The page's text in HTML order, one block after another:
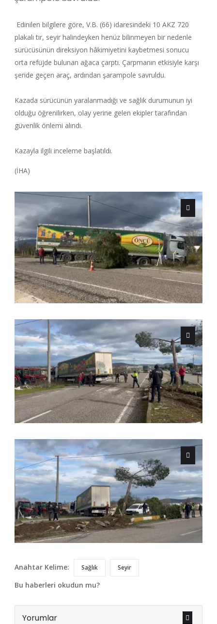
Edinilen bilgilere göre, V.B. (66) idaresindeki 10 AKZ 720
plakalı tır, seyir halindeyken henüz bilinmeyen bir nedenle
sürücüsünün direksiyon hâkimiyetini kaybetmesi sonucu
orta refüjde bulunan ağaca çarptı. Çarpmanın etkisiyle karşı
şeride geçen araç, ardından şarampole savruldu.
Kazada sürücünün yaralanmadığı ve sağlık durumunun iyi
olduğu öğrenilirken, olay yerine gelen ekipler tarafından
güvenlik önlemi alındı.
Kazayla ilgili inceleme başlatıldı.
(İHA)
Anahtar Kelime: Sağlık Seyir
Bu haberleri okudun mu?
Yorumlar